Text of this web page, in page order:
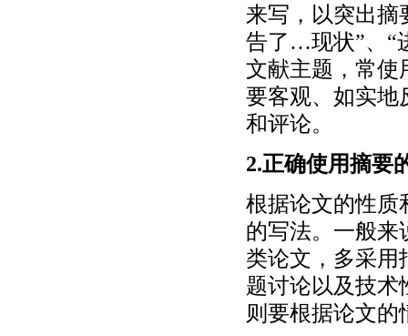
来写，以突出
告了…现状”、“
文献主题，常使
要客观、如实地
和评论。
2.正确使用摘要
根据论文的性质
的写法。一般来
类论文，多采用
题讨论以及技术
则要根据论文的